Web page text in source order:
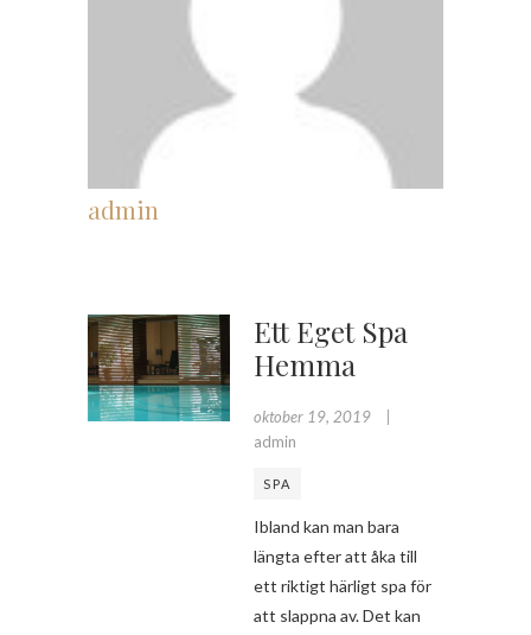
admin
Ett Eget Spa
Hemma
oktober 19, 2019
admin
SPA
Ibland kan man bara
längta efter att åka till
ett riktigt härligt spa för
att slappna av. Det kan